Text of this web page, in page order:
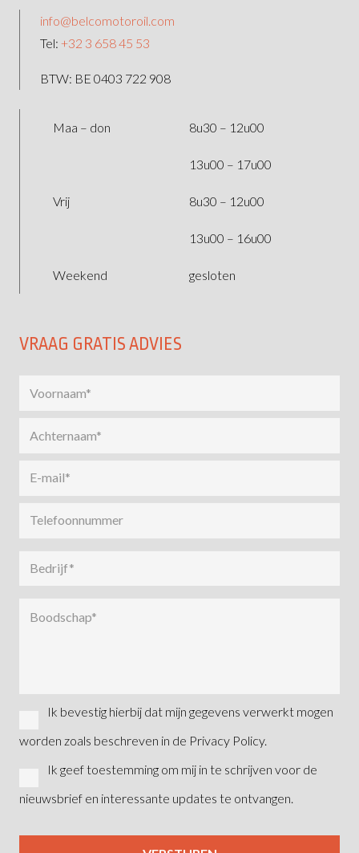
info@belcomotoroil.com
Tel: +32 3 658 45 53
BTW: BE 0403 722 908
Maa – don 8u30 – 12u00
13u00 – 17u00
Vrij 8u30 – 12u00
13u00 – 16u00
Weekend gesloten
VRAAG GRATIS ADVIES
Ik bevestig hierbij dat mijn gegevens verwerkt mogen
worden zoals beschreven in de Privacy Policy.
Ik geef toestemming om mij in te schrijven voor de
nieuwsbrief en interessante updates te ontvangen.